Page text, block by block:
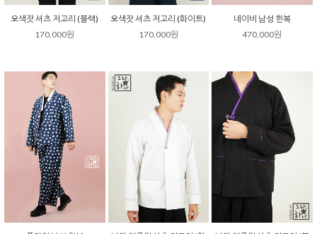
오색잣 셔츠 저고리 (블랙)
170,000원
오색잣 셔츠 저고리 (화이트)
170,000원
네이비 남성 한복
470,000원